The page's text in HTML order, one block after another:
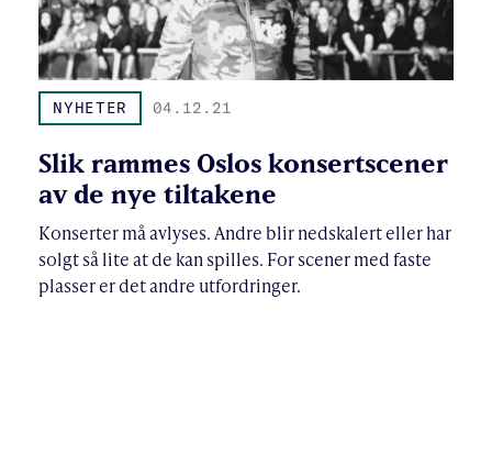
NYHETER 04.12.21
Slik rammes Oslos konsertscener
av de nye tiltakene
Konserter må avlyses. Andre blir nedskalert eller har
solgt så lite at de kan spilles. For scener med faste
plasser er det andre utfordringer.